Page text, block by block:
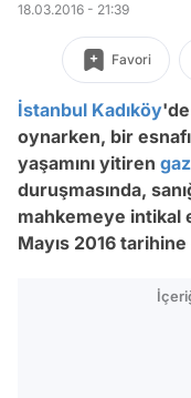
18.03.2016 - 21:39
Favori
İstanbul Kadıköy
oynarken, bir
yaşamını yitiren
duruşmasında,
mahkemeye intikal
Mayıs 2016